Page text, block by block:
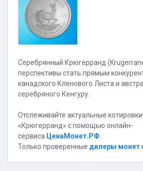
Серебрянный Крюгерранд
перспективы стать прямым
канадского Кленового Листа и
серебряного Кенгуру.
Отслеживайте актуальные
«Крюгерранд» с помощью онлайн-
сервиса ЦенаМонет.РФ
Только проверенные дилеры монет